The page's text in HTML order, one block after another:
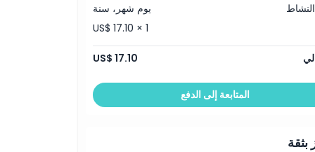
يوم شهر، سنة
US$ 17.10 × 1
US$ 17.10
المتابعة إلى الدفع
بثقة